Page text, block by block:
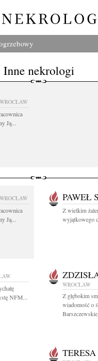
Inne nekrologi
WROCŁAW
Ją...
WROCŁAW
Ją...
PAWEŁ
Z wielkim
wyjątkowego
NFM...
WROCŁAW
Z głębokim
wiadomość o